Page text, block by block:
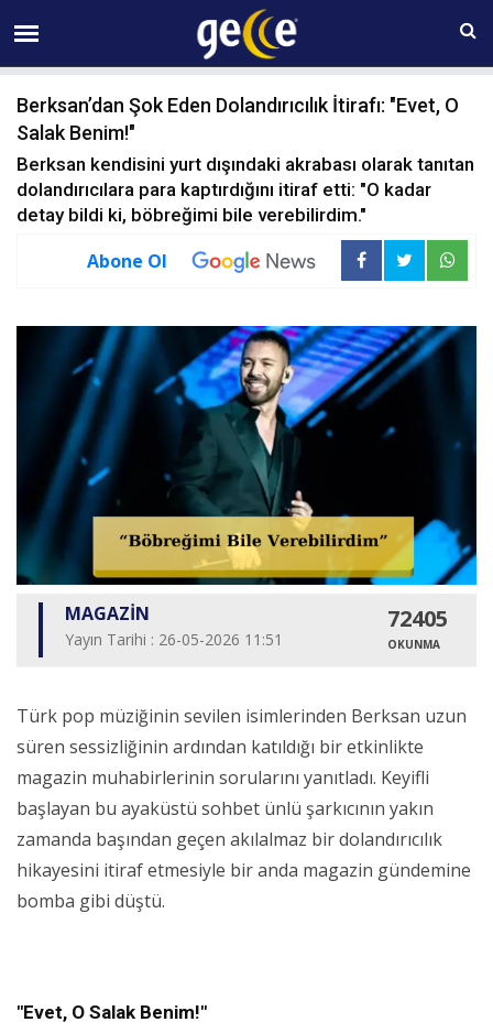
07 AĞUSTOS Cuma 13:17
Berksan’dan Şok Eden Dolandırıcılık İtirafı: "Evet, O
Salak Benim!"
Berksan kendisini yurt dışındaki akrabası olarak tanıtan
dolandırıcılara para kaptırdığını itiraf etti: "O kadar
detay bildi ki, böbreğimi bile verebilirdim."
Abone Ol
MAGAZİN
Yayın Tarihi : 26-05-2026 11:51
72405
OKUNMA
Türk pop müziğinin sevilen isimlerinden Berksan uzun
süren sessizliğinin ardından katıldığı bir etkinlikte
magazin muhabirlerinin sorularını yanıtladı. Keyifli
başlayan bu ayaküstü sohbet ünlü şarkıcının yakın
zamanda başından geçen akılalmaz bir dolandırıcılık
hikayesini itiraf etmesiyle bir anda magazin gündemine
bomba gibi düştü.
"Evet, O Salak Benim!"